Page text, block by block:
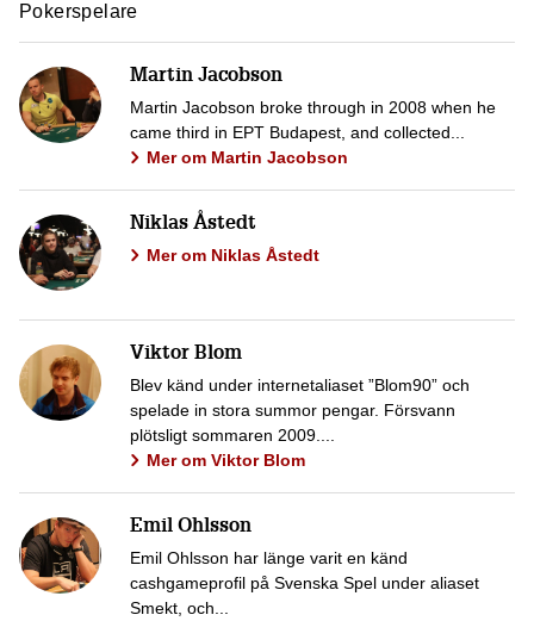
Pokerspelare
Martin Jacobson
Martin Jacobson broke through in 2008 when he
came third in EPT Budapest, and collected...
Mer om Martin Jacobson
Niklas Åstedt
Mer om Niklas Åstedt
Viktor Blom
Blev känd under internetaliaset ”Blom90” och
spelade in stora summor pengar. Försvann
plötsligt sommaren 2009....
Mer om Viktor Blom
Emil Ohlsson
Emil Ohlsson har länge varit en känd
cashgameprofil på Svenska Spel under aliaset
Smekt, och...